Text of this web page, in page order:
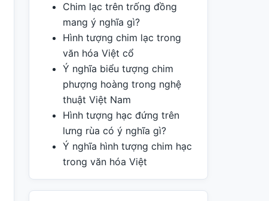
Chim lạc trên trống đồng
mang ý nghĩa gì?
Hình tượng chim lạc trong
văn hóa Việt cổ
Ý nghĩa biểu tượng chim
phượng hoàng trong nghệ
thuật Việt Nam
Hình tượng hạc đứng trên
lưng rùa có ý nghĩa gì?
Ý nghĩa hình tượng chim hạc
trong văn hóa Việt